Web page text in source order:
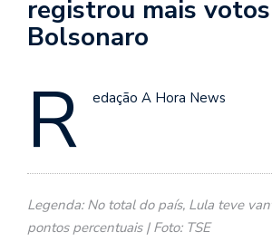
registrou mais
Bolsonaro
R edação A Hora News
Legenda: No total do país, Lula teve
pontos percentuais | Foto: TSE